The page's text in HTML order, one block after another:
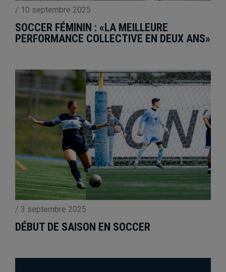
/ 10 septembre 2025
SOCCER FÉMININ : «LA MEILLEURE
PERFORMANCE COLLECTIVE EN DEUX ANS»
/ 3 septembre 2025
DÉBUT DE SAISON EN SOCCER